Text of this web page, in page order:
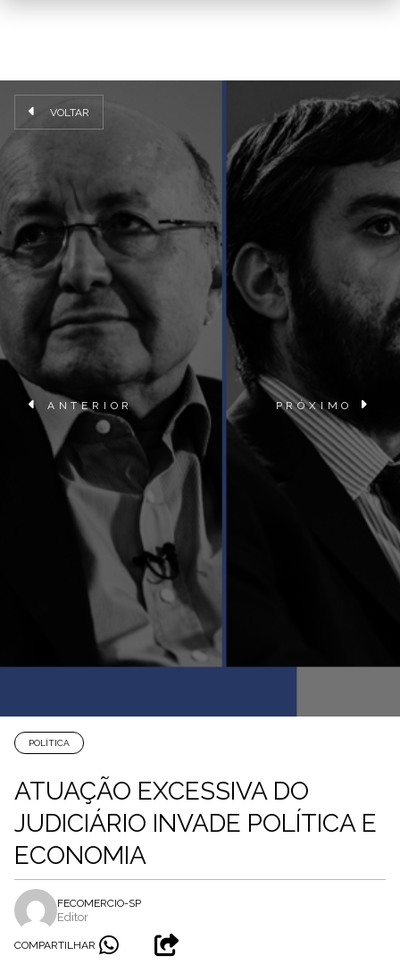
VOLTAR
ANTERIOR PRÓXIMO
POLÍTICA
ATUAÇÃO EXCESSIVA DO
JUDICIÁRIO INVADE POLÍTICA E
ECONOMIA
COMPARTILHAR
FECOMERCIO-SP
Editor